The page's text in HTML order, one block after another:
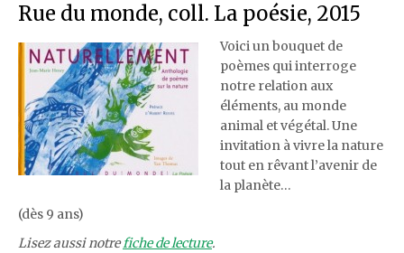
Rue du monde, coll. La poésie, 2015
Voici un bouquet de
poèmes qui interroge
notre relation aux
éléments, au monde
animal et végétal. Une
invitation à vivre la nature
tout en rêvant l’avenir de
la planète…
(dès 9 ans)
Lisez aussi notrefiche de lecture.